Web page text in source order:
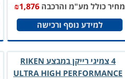
מחיר כולל מע"מ והרכבה
₪1,876
למידע נוסף ורכישה
4 צמיגי רייקן במבצע RIKEN
ULTRA HIGH PERFORMANCE